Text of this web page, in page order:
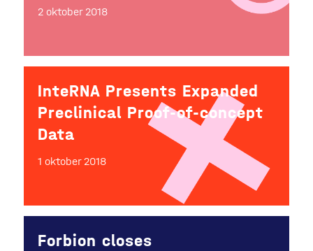
2 oktober 2018
InteRNA Presents Expanded
Preclinical Proof-of-concept
Data
1 oktober 2018
Forbion closes